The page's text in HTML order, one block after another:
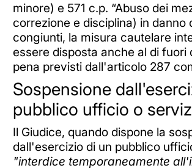
minore) e 571 c.p. “Abuso dei
correzione e disciplina) in danno
congiunti, la misura cautelare
essere disposta anche al di fuori
pena previsti dall'articolo 287
Sospensione
pubblico ufficio o
Il Giudice, quando dispone la
dall'esercizio di un pubblico
"interdice temporaneamente